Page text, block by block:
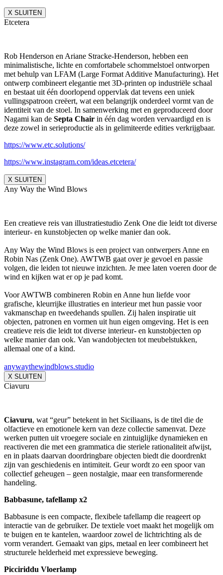
X SLUITEN
Etcetera
Rob Henderson en Ariane Stracke-Henderson, hebben een
minimalistische, lichte en comfortabele schommelstoel ontworpen
met behulp van LFAM (Large Format Additive Manufacturing). Het
ontwerp combineert elegantie met 3D-printen op industriële schaal
en bestaat uit één doorlopend oppervlak dat tevens een uniek
vullingspatroon creëert, wat een belangrijk onderdeel vormt van de
identiteit van de stoel. In samenwerking met en geproduceerd door
Nagami kan de Septa Chair in één dag worden vervaardigd en is
deze zowel in serieproductie als in gelimiteerde edities verkrijgbaar.
https://www.etc.solutions/
https://www.instagram.com/ideas.etcetera/
X SLUITEN
Any Way the Wind Blows
Een creatieve reis van illustratiestudio Zenk One die leidt tot diverse
interieur- en kunstobjecten op welke manier dan ook.
Any Way the Wind Blows is een project van ontwerpers Anne en
Robin Nas (Zenk One). AWTWB gaat over je gevoel en passie
volgen, die leiden tot nieuwe inzichten. Je mee laten voeren door de
wind en kijken wat er op je pad komt.
Voor AWTWB combineren Robin en Anne hun liefde voor
grafische, kleurrijke illustraties en interieur met hun passie voor
vakmanschap en tweedehands spullen. Zij halen inspiratie uit
objecten, patronen en vormen uit hun eigen omgeving. Het is een
creatieve reis die leidt tot diverse interieur- en kunstobjecten op
welke manier dan ook. Van wandobjecten tot meubelstukken,
allemaal one of a kind.
anywaythewindblows.studio
X SLUITEN
Ciavuru
Ciavuru, wat “geur” betekent in het Siciliaans, is de titel die de
olfactieve en emotionele kern van deze collectie samenvat. Deze
werken putten uit vroegere sociale en zintuiglijke dynamieken en
reactiveren die met een grammatica die steriele rationaliteit afwijst,
en in plaats daarvan doordringbare objecten biedt die doordrenkt
zijn van geschiedenis en intimiteit. Geur wordt zo een spoor van
collectief geheugen – geen nostalgie, maar een transformerende
handeling.
Babbasune, tafellamp x2
Babbasune is een compacte, flexibele tafellamp die reageert op
interactie van de gebruiker. De textiele voet maakt het mogelijk om
te buigen en te kantelen, waardoor zowel de licht­richting als de
vorm verandert. Gemaakt van gips, metaal en leer combineert het
structurele helderheid met expressieve beweging.
Picciriddu Vloerlamp